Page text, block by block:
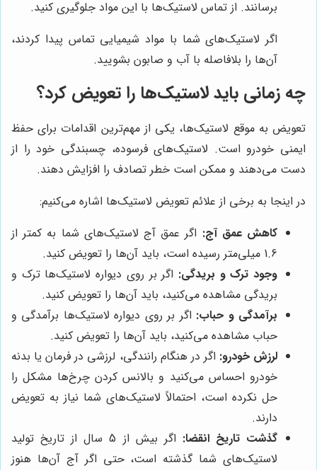
برسانند. از تماس لاستیک‌ها با این مواد جلوگیری کنید.
اگر لاستیک‌های شما با مواد شیمیایی تماس پیدا کردند،
آن‌ها را بلافاصله با آب و صابون بشویید.
چه زمانی باید لاستیک‌ها را تعویض کرد؟
تعویض به موقع لاستیک‌ها، یکی از مهم‌ترین اقدامات برای حفظ
ایمنی خودرو است. لاستیک‌های فرسوده، چسبندگی خود را از
دست می‌دهند و ممکن است خطر تصادف را افزایش دهند.
در اینجا به برخی از علائم تعویض لاستیک‌ها اشاره می‌کنیم:
کاهش عمق آج: اگر عمق آج لاستیک‌های شما به کمتر از
1.6 میلی‌متر رسیده است، باید آن‌ها را تعویض کنید.
وجود ترک و بریدگی: اگر بر روی دیواره لاستیک‌ها ترک و
بریدگی مشاهده می‌کنید، باید آن‌ها را تعویض کنید.
برآمدگی و حباب: اگر بر روی دیواره لاستیک‌ها برآمدگی و
حباب مشاهده می‌کنید، باید آن‌ها را تعویض کنید.
لرزش خودرو: اگر در هنگام رانندگی، لرزشی در فرمان یا بدنه
خودرو احساس می‌کنید و بالانس کردن چرخ‌ها مشکل را
حل نکرده است، احتمالاً لاستیک‌های شما نیاز به تعویض
دارند.
گذشت تاریخ انقضا:
اگر بیش از 5 سال از تاریخ تولید
لاستیک‌های شما گذشته است، حتی اگر آج آن‌ها هنوز